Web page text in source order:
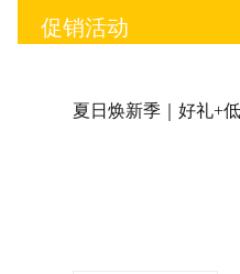
促销活动
夏日焕新季｜好礼+